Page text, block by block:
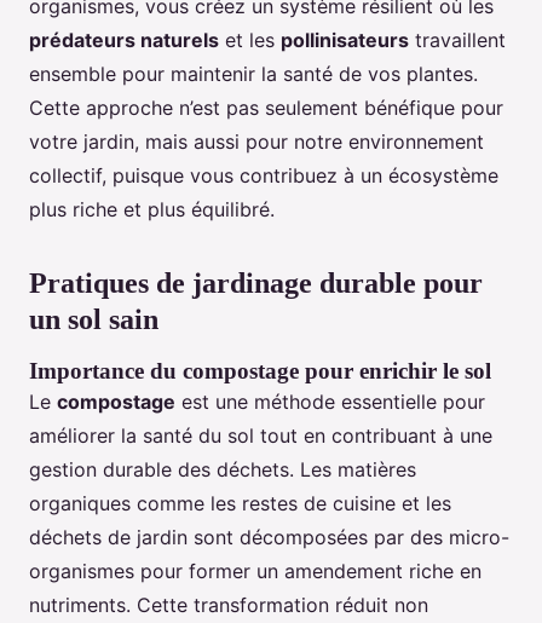
organismes, vous créez un système résilient où les
prédateurs naturels et les pollinisateurs travaillent
ensemble pour maintenir la santé de vos plantes.
Cette approche n’est pas seulement bénéfique pour
votre jardin, mais aussi pour notre environnement
collectif, puisque vous contribuez à un écosystème
plus riche et plus équilibré.
Pratiques de jardinage durable pour
un sol sain
Importance du compostage pour enrichir le sol
Le compostage est une méthode essentielle pour
améliorer la santé du sol tout en contribuant à une
gestion durable des déchets. Les matières
organiques comme les restes de cuisine et les
déchets de jardin sont décomposées par des micro-
organismes pour former un amendement riche en
nutriments. Cette transformation réduit non